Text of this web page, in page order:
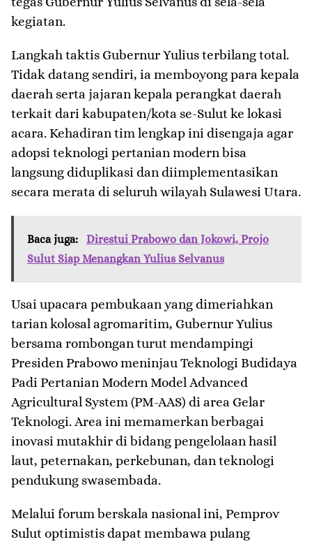
kegiatan.
​Langkah taktis Gubernur Yulius terbilang total.
Tidak datang sendiri, ia memboyong para kepala
daerah serta jajaran kepala perangkat daerah
terkait dari kabupaten/kota se-Sulut ke lokasi
acara. Kehadiran tim lengkap ini disengaja agar
adopsi teknologi pertanian modern bisa
langsung diduplikasi dan diimplementasikan
secara merata di seluruh wilayah Sulawesi Utara.
Baca juga:
Direstui Prabowo dan Jokowi, Projo
Sulut Siap Menangkan Yulius Selvanus
​Usai upacara pembukaan yang dimeriahkan
tarian kolosal agromaritim, Gubernur Yulius
bersama rombongan turut mendampingi
Presiden Prabowo meninjau Teknologi Budidaya
Padi Pertanian Modern Model Advanced
Agricultural System (PM-AAS) di area Gelar
Teknologi. Area ini memamerkan berbagai
inovasi mutakhir di bidang pengelolaan hasil
laut, peternakan, perkebunan, dan teknologi
pendukung swasembada.
​Melalui forum berskala nasional ini, Pemprov
Sulut optimistis dapat membawa pulang